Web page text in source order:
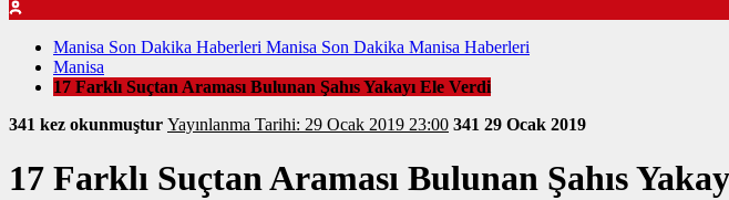
Manisa Son Dakika Haberleri Manisa Son Dakika Manisa Haberleri
Manisa
17 Farklı Suçtan Araması Bulunan Şahıs Yakayı Ele Verdi
341 kez okunmuştur Yayınlanma Tarihi: 29 Ocak 2019 23:00 341 29 Ocak 2019
17 Farklı Suçtan Araması Bulunan Şahıs